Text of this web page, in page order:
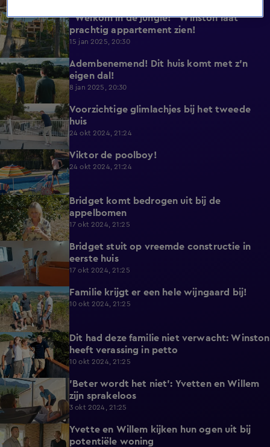
5:12
"Welkom in de jungle!" Winston laat
prachtig appartement zien!
15 jan 2025, 20:30
4:28
Adembenemend! Dit huis komt met z'n
eigen dal!
8 jan 2025, 20:30
3:51
Voorzichtige glimlachjes bij het tweede
huis
24 okt 2024, 21:24
2:05 Viktor de poolboy!
24 okt 2024, 21:24
4:43
Bridget komt bedrogen uit bij de
appelbomen
17 okt 2024, 21:25
5:05
Bridget stuit op vreemde constructie in
eerste huis
17 okt 2024, 21:25
6:59 Familie krijgt er een hele wijngaard bij!
10 okt 2024, 21:25
5:12
Dit had deze familie niet verwacht: Winston
heeft verassing in petto
10 okt 2024, 21:25
5:26
'Beter wordt het niet': Yvetten en Willem
zijn sprakeloos
3 okt 2024, 21:25
6:07
Yvette en Willem kijken hun ogen uit bij
potentiële woning